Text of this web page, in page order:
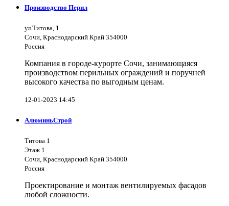
Производство Перил
ул.Титова, 1
Сочи, Краснодарский Край 354000
Россия
Компания в городе-курорте Сочи, занимающаяся
производством перильных ограждений и поручней
высокого качества по выгодным ценам.
12-01-2023 14:45
АлюминьСтрой
Титова 1
Этаж 1
Сочи, Краснодарский Край 354000
Россия
Проектирование и монтаж вентилируемых фасадов
любой сложности.